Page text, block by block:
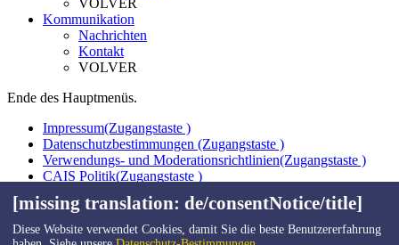
Kommunikation
Nachrichten
Kontakt
VOLVER
Ende des Hauptmenüs.
Impressum(Zugangstaste )
Datenschutzbestimmungen (Zugangstaste )
Verwendungs- und Moderationsrichtlinien(Zugangstaste )
CAIS Politik(Zugangstaste )
Webkarte(Zugangstaste )
Kontakt(Zugangstaste )
[missing translation: de/consentNotice/title]
Diese Website verwendet Cookies, damit Sie die beste Benutzererfahrung